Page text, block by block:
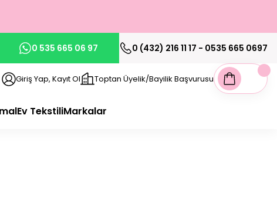
0 535 665 06 97 0 (432) 216 11 17 - 0535 665 0697
Giriş Yap, Kayıt Ol Toptan Üyelik/Bayilik Başvurusu
Ev TekstiliMarkalar